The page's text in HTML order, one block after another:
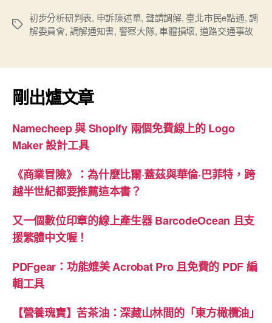
解
車
賠
標
初步分析研判表, 申訴陳述單, 聲請調解, 臺北市民e點通,調
解委員會, 調解通知書, 警察大隊,車體損壞, 道路交通事故
剛出爐文章
Namecheep 與 Shopify 兩個免費線上的 Logo
Maker 設計工具
《商業冒險》：為什麼比爾·蓋茲與華倫·巴菲特，跨
越半世紀都要推薦這本書？
又一個數位印章的線上產生器 BarcodeOcean 且支
援繁體中文喔！
PDFgear：功能媲美 Acrobat Pro 且免費的 PDF 編
輯工具
【營養瑰寶】苦茶油：深藏山林間的「東方橄欖油」